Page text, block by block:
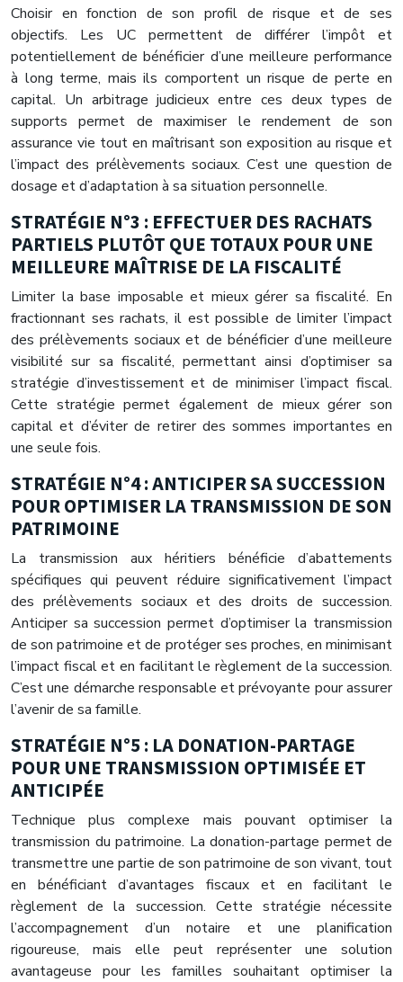
Choisir en fonction de son profil de risque et de ses
objectifs. Les UC permettent de différer l’impôt et
potentiellement de bénéficier d’une meilleure performance
à long terme, mais ils comportent un risque de perte en
capital. Un arbitrage judicieux entre ces deux types de
supports permet de maximiser le rendement de son
assurance vie tout en maîtrisant son exposition au risque et
l’impact des prélèvements sociaux. C’est une question de
dosage et d’adaptation à sa situation personnelle.
STRATÉGIE N°3 : EFFECTUER DES RACHATS
PARTIELS PLUTÔT QUE TOTAUX POUR UNE
MEILLEURE MAÎTRISE DE LA FISCALITÉ
Limiter la base imposable et mieux gérer sa fiscalité. En
fractionnant ses rachats, il est possible de limiter l’impact
des prélèvements sociaux et de bénéficier d’une meilleure
visibilité sur sa fiscalité, permettant ainsi d’optimiser sa
stratégie d’investissement et de minimiser l’impact fiscal.
Cette stratégie permet également de mieux gérer son
capital et d’éviter de retirer des sommes importantes en
une seule fois.
STRATÉGIE N°4 : ANTICIPER SA SUCCESSION
POUR OPTIMISER LA TRANSMISSION DE SON
PATRIMOINE
La transmission aux héritiers bénéficie d’abattements
spécifiques qui peuvent réduire significativement l’impact
des prélèvements sociaux et des droits de succession.
Anticiper sa succession permet d’optimiser la transmission
de son patrimoine et de protéger ses proches, en minimisant
l’impact fiscal et en facilitant le règlement de la succession.
C’est une démarche responsable et prévoyante pour assurer
l’avenir de sa famille.
STRATÉGIE N°5 : LA DONATION-PARTAGE
POUR UNE TRANSMISSION OPTIMISÉE ET
ANTICIPÉE
Technique plus complexe mais pouvant optimiser la
transmission du patrimoine. La donation-partage permet de
transmettre une partie de son patrimoine de son vivant, tout
en bénéficiant d’avantages fiscaux et en facilitant le
règlement de la succession. Cette stratégie nécessite
l’accompagnement d’un notaire et une planification
rigoureuse, mais elle peut représenter une solution
avantageuse pour les familles souhaitant optimiser la